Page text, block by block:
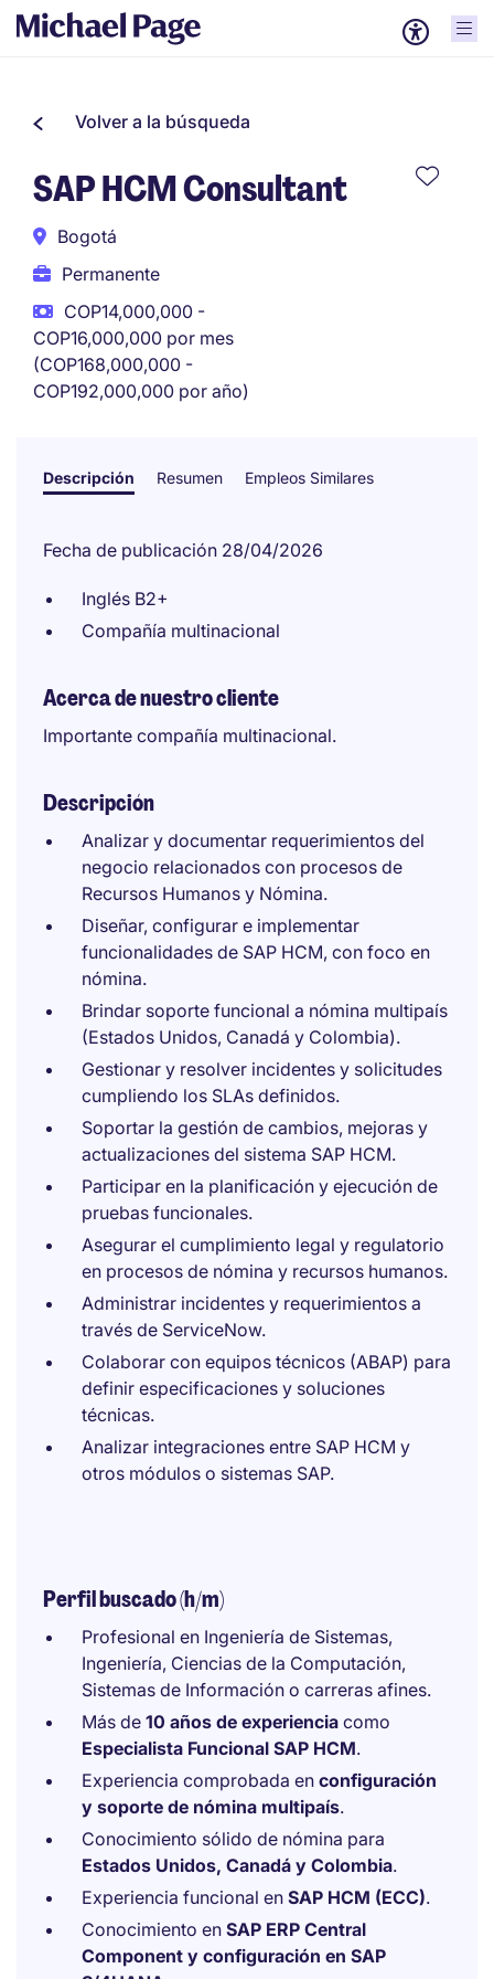
Volver a la búsqueda
SAP HCM Consultant
Bogotá
Permanente
COP14,000,000 -
COP16,000,000 por mes
(COP168,000,000 -
COP192,000,000 por año)
Descripción Resumen Empleos Similares
Fecha de publicación 28/04/2026
Inglés B2+
Compañía multinacional
Acerca de nuestro cliente
Importante compañía multinacional.
Descripción
Analizar y documentar requerimientos del
negocio relacionados con procesos de
Recursos Humanos y Nómina.
Diseñar, configurar e implementar
funcionalidades de SAP HCM, con foco en
nómina.
Brindar soporte funcional a nómina multipaís
(Estados Unidos, Canadá y Colombia).
Gestionar y resolver incidentes y solicitudes
cumpliendo los SLAs definidos.
Soportar la gestión de cambios, mejoras y
actualizaciones del sistema SAP HCM.
Participar en la planificación y ejecución de
pruebas funcionales.
Asegurar el cumplimiento legal y regulatorio
en procesos de nómina y recursos humanos.
Administrar incidentes y requerimientos a
través de ServiceNow.
Colaborar con equipos técnicos (ABAP) para
definir especificaciones y soluciones
técnicas.
Analizar integraciones entre SAP HCM y
otros módulos o sistemas SAP.
Perfil buscado (h/m)
Profesional en Ingeniería de Sistemas,
Ingeniería, Ciencias de la Computación,
Sistemas de Información o carreras afines.
Más de 10 años de experiencia como
Especialista Funcional SAP HCM.
Experiencia comprobada en configuración
y soporte de nómina multipaís.
Conocimiento sólido de nómina para
Estados Unidos, Canadá y Colombia.
Experiencia funcional en SAP HCM (ECC).
Conocimiento en SAP ERP Central
Component y configuración en SAP